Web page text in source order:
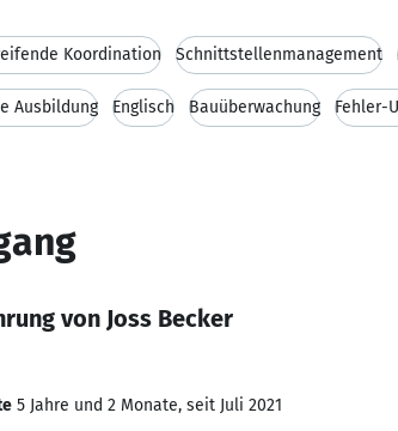
Koordination Schnittstellenmanagement
Ausbildung Englisch Bauüberwachung Fehler-
von Joss Becker
5 Jahre und 2 Monate, seit Juli 2021